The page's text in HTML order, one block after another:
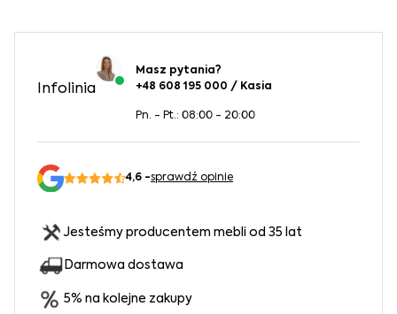
Infolinia
Masz pytania?
+48 608 195 000 / Kasia
Pn. - Pt.: 08:00 - 20:00
4,6 -sprawdź opinie
Jesteśmy producentem mebli od 35 lat
Darmowa dostawa
5% na kolejne zakupy